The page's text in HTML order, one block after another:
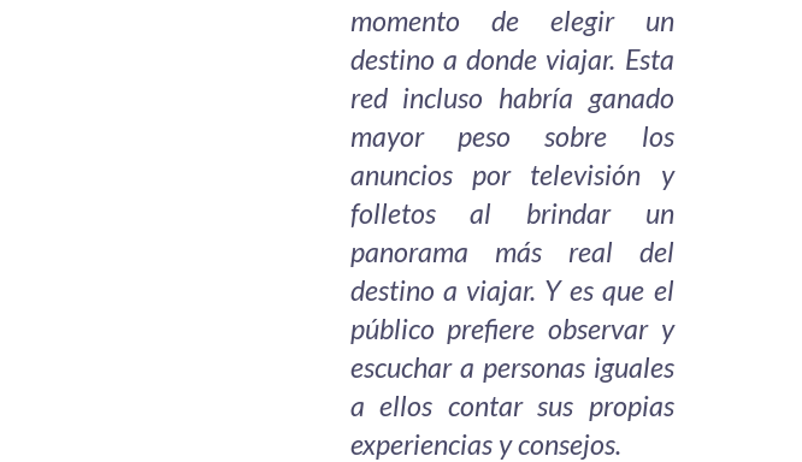
momento de elegir un
destino a donde viajar. Esta
red incluso habría ganado
mayor peso sobre los
anuncios por televisión y
folletos al brindar un
panorama más real del
destino a viajar. Y es que el
público prefiere observar y
escuchar a personas iguales
a ellos contar sus propias
experiencias y consejos.